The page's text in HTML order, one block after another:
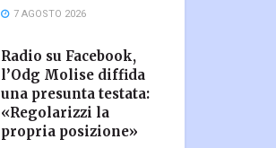
7 AGOSTO 2026
Radio su Facebook,
l’Odg Molise diffida
una presunta testata:
«Regolarizzi la
propria posizione»